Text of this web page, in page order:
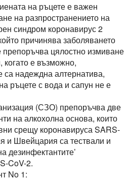
на ръцете е важен
на разпространението на
синдром коронавирус 2
причинява заболяването
цялостно измиване
когато е възможно,
са надеждна алтернатива,
ръцете с вода и сапун не е
(СЗО) препоръчва две
на алкохолна основа, които
срещу коронавируса SARS-
и Швейцария са тествали и
дезинфектантите’
CoV-2.
No 1: